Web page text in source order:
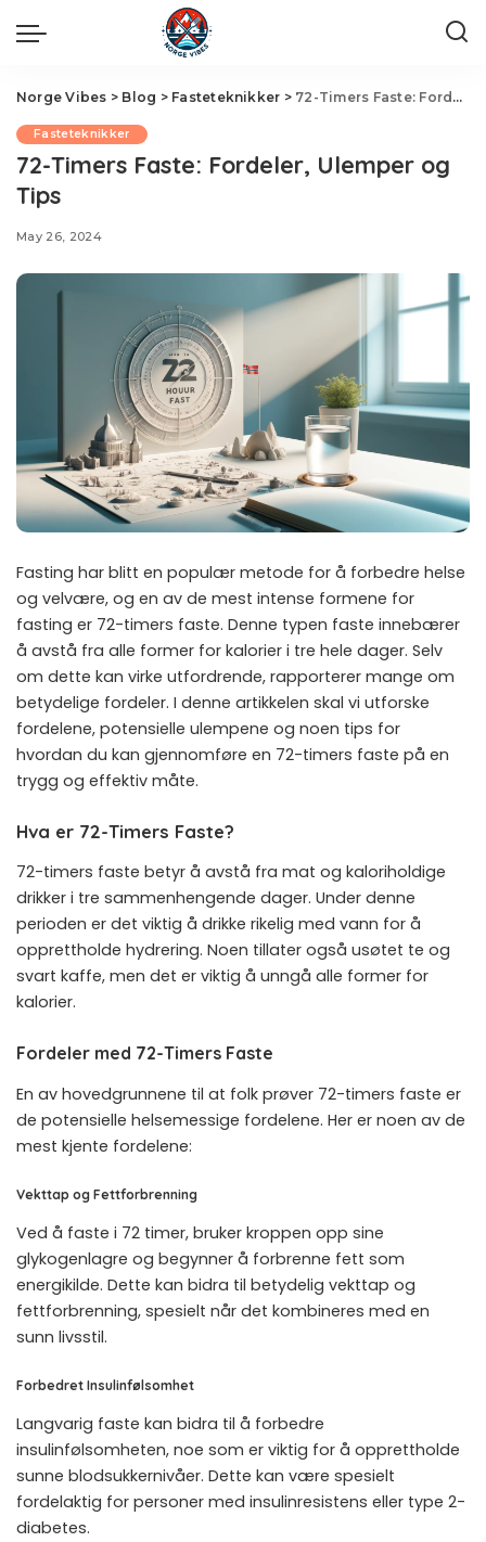
Norge Vibes > Blog > Fasteteknikker > 72-Timers Faste: Fordeler, Ulemper og Tips
Fasteteknikker
72-Timers Faste: Fordeler, Ulemper og
Tips
May 26, 2024
Fasting har blitt en populær metode for å forbedre helse
og velvære, og en av de mest intense formene for
fasting er 72-timers faste. Denne typen faste innebærer
å avstå fra alle former for kalorier i tre hele dager. Selv
om dette kan virke utfordrende, rapporterer mange om
betydelige fordeler. I denne artikkelen skal vi utforske
fordelene, potensielle ulempene og noen tips for
hvordan du kan gjennomføre en 72-timers faste på en
trygg og effektiv måte.
Hva er 72-Timers Faste?
72-timers faste betyr å avstå fra mat og kaloriholdige
drikker i tre sammenhengende dager. Under denne
perioden er det viktig å drikke rikelig med vann for å
opprettholde hydrering. Noen tillater også usøtet te og
svart kaffe, men det er viktig å unngå alle former for
kalorier.
Fordeler med 72-Timers Faste
En av hovedgrunnene til at folk prøver 72-timers faste er
de potensielle helsemessige fordelene. Her er noen av de
mest kjente fordelene:
Vekttap og Fettforbrenning
Ved å faste i 72 timer, bruker kroppen opp sine
glykogenlagre og begynner å forbrenne fett som
energikilde. Dette kan bidra til betydelig vekttap og
fettforbrenning, spesielt når det kombineres med en
sunn livsstil.
Forbedret Insulinfølsomhet
Langvarig faste kan bidra til å forbedre
insulinfølsomheten, noe som er viktig for å opprettholde
sunne blodsukkernivåer. Dette kan være spesielt
fordelaktig for personer med insulinresistens eller type 2-
diabetes.